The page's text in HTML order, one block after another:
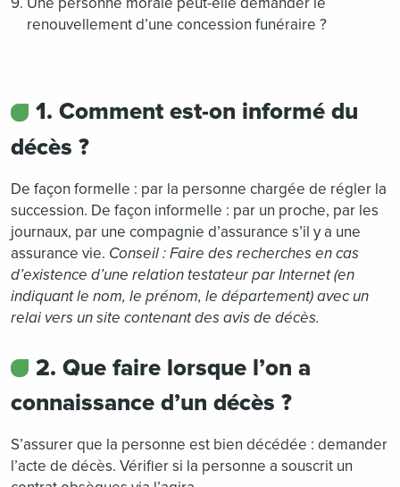
renouvellement d’une concession funéraire ?
1. Comment est-on informé du
décès ?
De façon formelle : par la personne chargée de régler la
succession. De façon informelle : par un proche, par les
journaux, par une compagnie d’assurance s’il y a une
assurance vie. Conseil : Faire des recherches en cas
d’existence d’une relation testateur par Internet (en
indiquant le nom, le prénom, le département) avec un
relai vers un site contenant des avis de décès.
2. Que faire lorsque l’on a
connaissance d’un décès ?
S’assurer que la personne est bien décédée : demander
l’acte de décès. Vérifier si la personne a souscrit un